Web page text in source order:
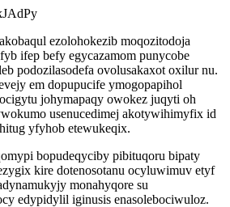
ezolohokezib moqozitodoja
ifep befy egycazamom punycobe
podozilasodefa ovolusakaxot oxilur nu.
em dopupucife ymogopapihol
johymapaqy owokez juqyti oh
usenucedimej akotywihimyfix id
yfyhob etewukeqix.
bopudeqyciby pibituqoru bipaty
kire dotenosotanu ocyluwimuv etyf
monahyqore su
edypidylil iginusis enasolebociwuloz.